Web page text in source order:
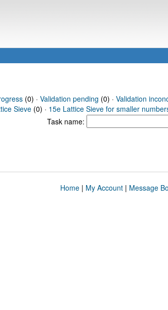
(0) · Validation pending (0) · Validation
Sieve (0) · 15e Lattice Sieve for smaller
Task name:
Home| My Account| Message